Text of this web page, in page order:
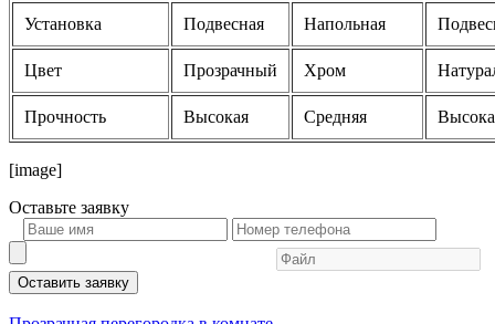
Установка Подвесная Напольная
Цвет Прозрачный Хром
Прочность Высокая Средняя
[image]
Оставьте заявку
Оставить заявку